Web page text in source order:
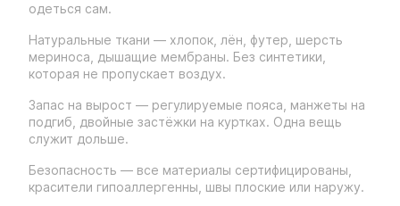
одеться сам.
Натуральные ткани — хлопок, лён, футер, шерсть
мериноса, дышащие мембраны. Без синтетики,
которая не пропускает воздух.
Запас на вырост — регулируемые пояса, манжеты на
подгиб, двойные застёжки на куртках. Одна вещь
служит дольше.
Безопасность — все материалы сертифицированы,
красители гипоаллергенны, швы плоские или наружу.